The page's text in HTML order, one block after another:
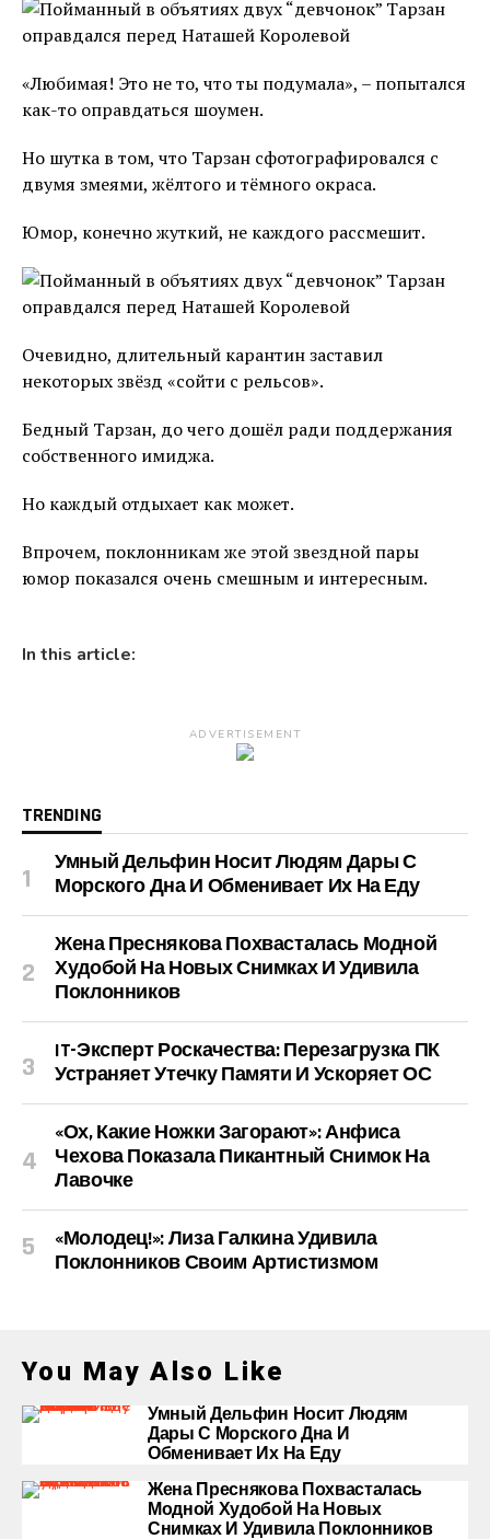
«Любимая! Это не то, что ты подумала», – попытался
как-то оправдаться шоумен.
Но шутка в том, что Тарзан сфотографировался с
двумя змеями, жёлтого и тёмного окраса.
Юмор, конечно жуткий, не каждого рассмешит.
Очевидно, длительный карантин заставил
некоторых звёзд «сойти с рельсов».
Бедный Тарзан, до чего дошёл ради поддержания
собственного имиджа.
Но каждый отдыхает как может.
Впрочем, поклонникам же этой звездной пары
юмор показался очень смешным и интересным.
In this article:
ADVERTISEMENT
TRENDING
Умный Дельфин Носит Людям Дары С
Морского Дна И Обменивает Их На Еду
Жена Преснякова Похвасталась Модной
Худобой На Новых Снимках И Удивила
Поклонников
IT-Эксперт Роскачества: Перезагрузка ПК
Устраняет Утечку Памяти И Ускоряет ОС
«Ох, Какие Ножки Загорают»: Анфиса
Чехова Показала Пикантный Снимок На
Лавочке
«Молодец!»: Лиза Галкина Удивила
Поклонников Своим Артистизмом
You May Also Like
Умный Дельфин Носит Людям
Дары С Морского Дна И
Обменивает Их На Еду
Жена Преснякова Похвасталась
Модной Худобой На Новых
Снимках И Удивила Поклонников